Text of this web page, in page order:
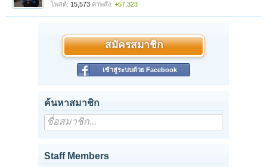
โพสต์: 15,573 ค่าพลัง: +57,323
สมัครสมาชิก
เข้าสู่ระบบด้วย Facebook
ค้นหาสมาชิก
Staff Members